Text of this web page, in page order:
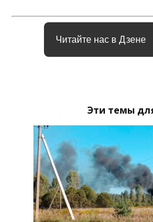
Читайте нас в Дзене
Эти темы